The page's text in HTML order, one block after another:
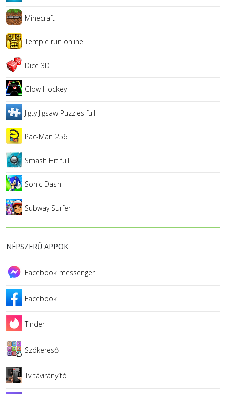
Minecraft
Temple run online
Dice 3D
Glow Hockey
Jigty Jigsaw Puzzles full
Pac-Man 256
Smash Hit full
Sonic Dash
Subway Surfer
NÉPSZERŰ APPOK
Facebook messenger
Facebook
Tinder
Szókereső
Tv távirányító